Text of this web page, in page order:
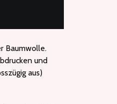
Baumwolle.
und
aus)